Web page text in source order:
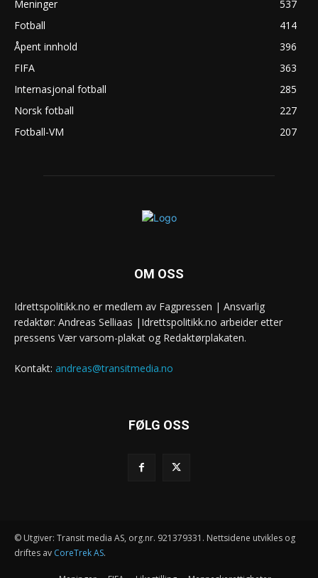
Meninger
537
Fotball
414
Åpent innhold
396
FIFA
363
Internasjonal fotball
285
Norsk fotball
227
Fotball-VM
207
OM OSS
Idrettspolitikk.no er medlem av Fagpressen | Ansvarlig
redaktør: Andreas Selliaas |Idrettspolitikk.no arbeider etter
pressens Vær varsom-plakat og Redaktørplakaten.
Kontakt: andreas@transitmedia.no
FØLG OSS
© Utgiver: Transit media AS, org.nr. 921379331. Nettsidene utvikles og
driftes av CoreTrek AS.